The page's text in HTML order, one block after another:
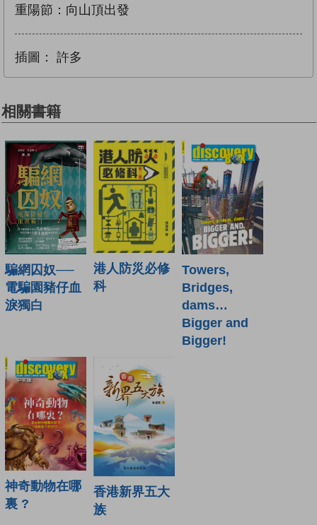
重陽節：向山頂出發
插圖： 許多
相關書籍
騙網囚奴──
電騙園豬仔血
淚獨白
港人防災必修
科
Towers,
Bridges,
dams…
Bigger and
Bigger!
神奇動物在哪
裏 ?
香港新界五大
族